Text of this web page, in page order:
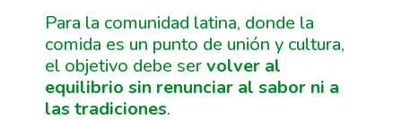
Para la comunidad latina, donde la
comida es un punto de unión y cultura,
el objetivo debe servolver al
equilibrio sin renunciar al sabor ni a
las tradiciones.